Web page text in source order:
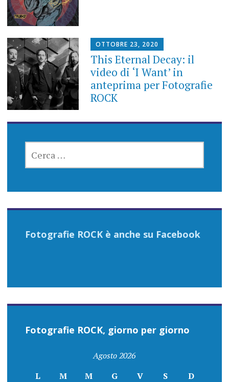
OTTOBRE 23, 2020
This Eternal Decay: il
video di ‘I Want’ in
anteprima per Fotografie
ROCK
PER:
Fotografie ROCK è anche su Facebook
Fotografie ROCK, giorno per giorno
Agosto 2026
L
M M G V S D